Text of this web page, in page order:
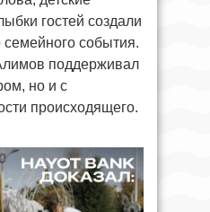
гостей создали
события.
поддерживал
но и с
происходящего.